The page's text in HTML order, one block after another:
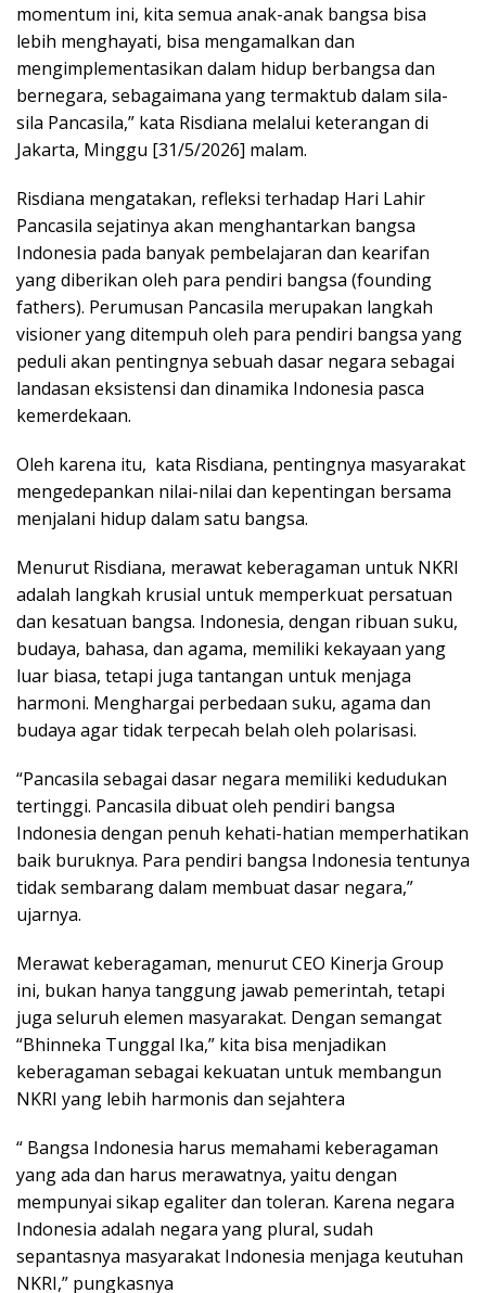
momentum ini, kita semua anak-anak bangsa bisa
lebih menghayati, bisa mengamalkan dan
mengimplementasikan dalam hidup berbangsa dan
bernegara, sebagaimana yang termaktub dalam sila-
sila Pancasila,” kata Risdiana melalui keterangan di
Jakarta, Minggu [31/5/2026] malam.
Risdiana mengatakan, refleksi terhadap Hari Lahir
Pancasila sejatinya akan menghantarkan bangsa
Indonesia pada banyak pembelajaran dan kearifan
yang diberikan oleh para pendiri bangsa (founding
fathers). Perumusan Pancasila merupakan langkah
visioner yang ditempuh oleh para pendiri bangsa yang
peduli akan pentingnya sebuah dasar negara sebagai
landasan eksistensi dan dinamika Indonesia pasca
kemerdekaan.
Oleh karena itu, kata Risdiana, pentingnya masyarakat
mengedepankan nilai-nilai dan kepentingan bersama
menjalani hidup dalam satu bangsa.
Menurut Risdiana, merawat keberagaman untuk NKRI
adalah langkah krusial untuk memperkuat persatuan
dan kesatuan bangsa. Indonesia, dengan ribuan suku,
budaya, bahasa, dan agama, memiliki kekayaan yang
luar biasa, tetapi juga tantangan untuk menjaga
harmoni. Menghargai perbedaan suku, agama dan
budaya agar tidak terpecah belah oleh polarisasi.
“Pancasila sebagai dasar negara memiliki kedudukan
tertinggi. Pancasila dibuat oleh pendiri bangsa
Indonesia dengan penuh kehati-hatian memperhatikan
baik buruknya. Para pendiri bangsa Indonesia tentunya
tidak sembarang dalam membuat dasar negara,”
ujarnya.
Merawat keberagaman, menurut CEO Kinerja Group
ini, bukan hanya tanggung jawab pemerintah, tetapi
juga seluruh elemen masyarakat. Dengan semangat
“Bhinneka Tunggal Ika,” kita bisa menjadikan
keberagaman sebagai kekuatan untuk membangun
NKRI yang lebih harmonis dan sejahtera
“ Bangsa Indonesia harus memahami keberagaman
yang ada dan harus merawatnya, yaitu dengan
mempunyai sikap egaliter dan toleran. Karena negara
Indonesia adalah negara yang plural, sudah
sepantasnya masyarakat Indonesia menjaga keutuhan
NKRI,” pungkasnya